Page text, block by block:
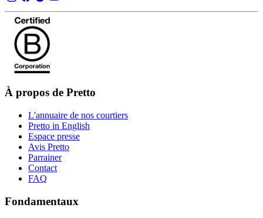
À propos de Pretto
L'annuaire de nos courtiers
Pretto in English
Espace presse
Avis Pretto
Parrainer
Contact
FAQ
Fondamentaux